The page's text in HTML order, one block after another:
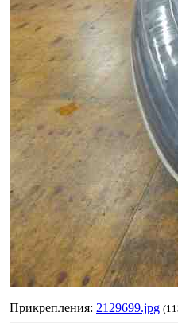
Прикрепления: 2129699.jpg